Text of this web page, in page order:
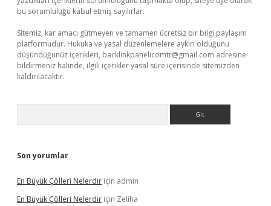
bu sorumluluğu kabul etmiş sayılırlar.
Sitemiz, kar amacı gütmeyen ve tamamen ücretsiz bir bilgi paylaşım
platformudur. Hukuka ve yasal düzenlemelere aykırı olduğunu
düşündüğünüz içerikleri, backlinkpanelicomtr@gmail.com adresine
bildirmeniz halinde, ilgili içerikler yasal süre içerisinde sitemizden
kaldırılacaktır.
Son yorumlar
En Büyük Çölleri Nelerdir için admin
En Büyük Çölleri Nelerdir için Zeliha